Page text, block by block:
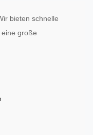
bieten schnelle
große